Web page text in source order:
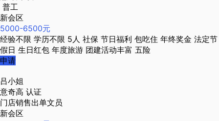
普工
新会区
5000-6500元
经验不限 学历不限 5人 社保 节日福利 包吃住 年终奖金 法定节
假日 生日红包 年度旅游 团建活动丰富 五险
申请
吕小姐
意奇高 认证
门店销售出单文员
新会区